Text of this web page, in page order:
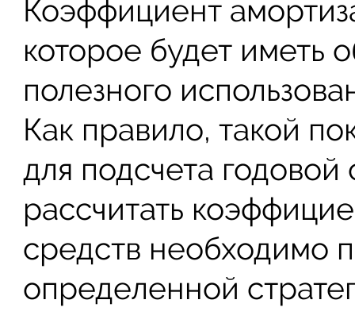
Коэффициент
которое будет иметь
полезного
Как правило, такой
для подсчета
рассчитать
средств необходимо
определенной